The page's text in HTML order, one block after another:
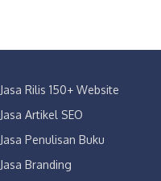
Jasa Rilis 150+ Website
Jasa Artikel SEO
Jasa Penulisan Buku
Jasa Branding